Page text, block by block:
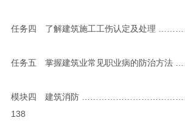
任务四 了解建筑施工工伤认定及处理
任务五 掌握建筑业常见职业病的防治方
模块四 建筑消防
138